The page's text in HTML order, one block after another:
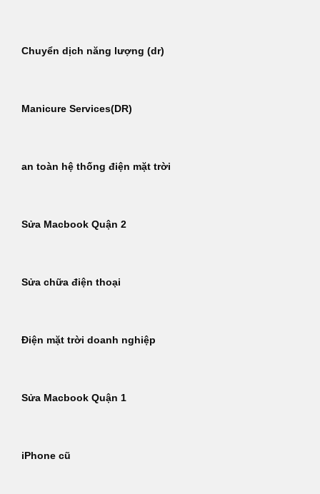
Chuyển dịch năng lượng (dr)
Manicure Services(DR)
an toàn hệ thống điện mặt trời
Sửa Macbook Quận 2
Sửa chữa điện thoại
Điện mặt trời doanh nghiệp
Sửa Macbook Quận 1
iPhone cũ